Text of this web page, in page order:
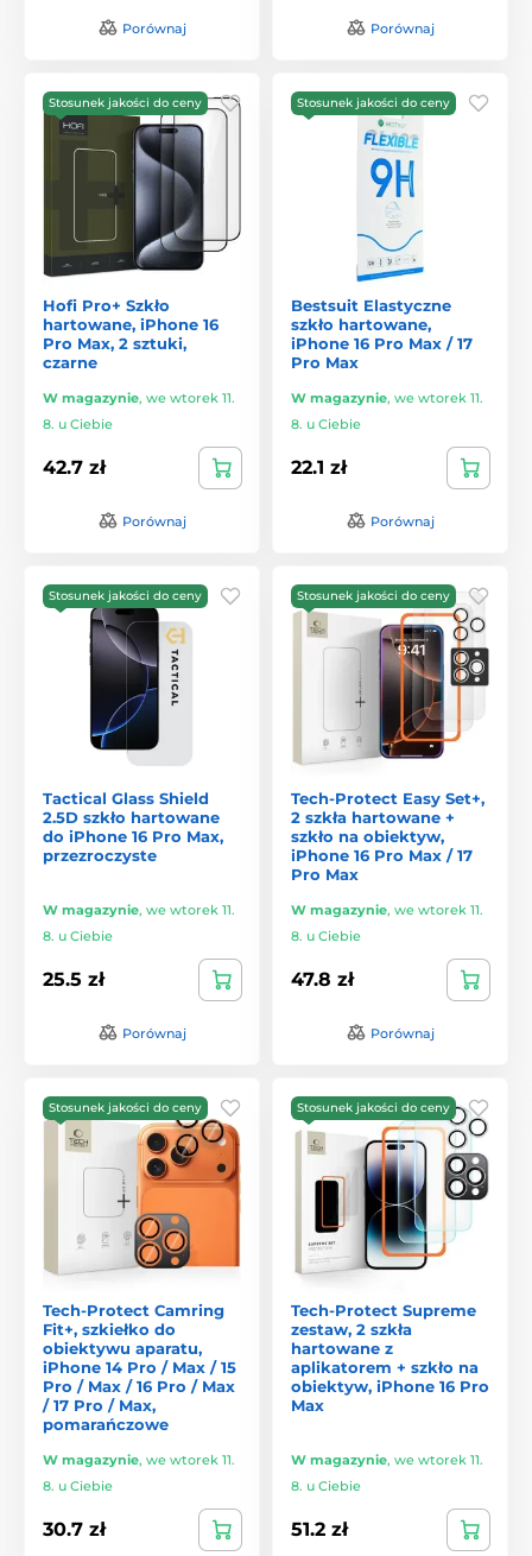
Porównaj Porównaj
Stosunek jakości do ceny
Hofi Pro+ Szkło
hartowane, iPhone 16
Pro Max, 2 sztuki,
czarne
W magazynie, we wtorek 11.
8. u Ciebie
42.7 zł
Porównaj
Stosunek jakości do ceny
Bestsuit Elastyczne
szkło hartowane,
iPhone 16 Pro Max / 17
Pro Max
W magazynie, we wtorek 11.
8. u Ciebie
22.1 zł
Porównaj
Stosunek jakości do ceny
Tactical Glass Shield
2.5D szkło hartowane
do iPhone 16 Pro Max,
przezroczyste
W magazynie, we wtorek 11.
8. u Ciebie
25.5 zł
Porównaj
Stosunek jakości do ceny
Tech-Protect Easy Set+,
2 szkła hartowane +
szkło na obiektyw,
iPhone 16 Pro Max / 17
Pro Max
W magazynie, we wtorek 11.
8. u Ciebie
47.8 zł
Porównaj
Stosunek jakości do ceny
Tech-Protect Camring
Fit+, szkiełko do
obiektywu aparatu,
iPhone 14 Pro / Max / 15
Pro / Max / 16 Pro / Max
/ 17 Pro / Max,
pomarańczowe
W magazynie, we wtorek 11.
8. u Ciebie
30.7 zł
Stosunek jakości do ceny
Tech-Protect Supreme
zestaw, 2 szkła
hartowane z
aplikatorem + szkło na
obiektyw, iPhone 16 Pro
Max
W magazynie, we wtorek 11.
8. u Ciebie
51.2 zł